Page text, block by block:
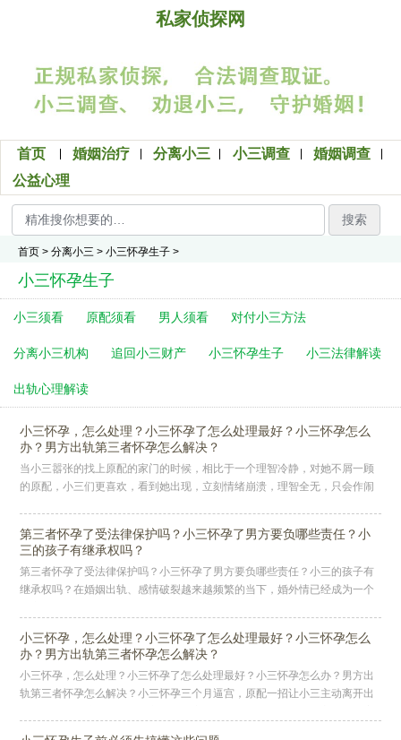
私家侦探网
首页 婚姻治疗 分离小三 小三调查
婚姻调查
公益心理
搜索
首页 > 分离小三 > 小三怀孕生子 >
小三怀孕生子
小三须看 原配须看 男人须看 对付小三方法
分离小三机构 追回小三财产 小三怀孕生子 小三法律解读
出轨心理解读
小三怀孕，怎么处理？小三怀孕了怎么处理最好？小三怀孕怎么
办？男方出轨第三者怀孕怎么解决？
当小三嚣张的找上原配的家门的时候，相比于一个理智冷静，对她不屑一顾
的原配，小三们更喜欢，看到她出现，立刻情绪崩溃，理智全无，只会作闹
第三者怀孕了受法律保护吗？小三怀孕了男方要负哪些责任？小
三的孩子有继承权吗？
第三者怀孕了受法律保护吗？小三怀孕了男方要负哪些责任？小三的孩子有
继承权吗？在婚姻出轨、感情破裂越来越频繁的当下，婚外情已经成为一个
小三怀孕，怎么处理？小三怀孕了怎么处理最好？小三怀孕怎么
办？男方出轨第三者怀孕怎么解决？
小三怀孕，怎么处理？小三怀孕了怎么处理最好？小三怀孕怎么办？男方出
轨第三者怀孕怎么解决？小三怀孕三个月逼宫，原配一招让小三主动离开出